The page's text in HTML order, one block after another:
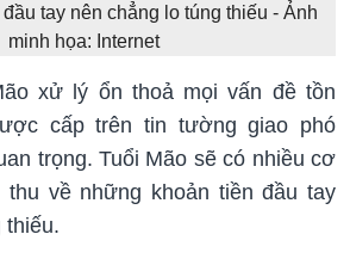
tay nên chẳng lo túng thiếu - Ảnh
minh họa: Internet
xử lý ổn thoả mọi vấn đề tồn
cấp trên tin tường giao phó
trọng. Tuổi Mão sẽ có nhiều cơ
thu về những khoản tiền đầu tay
thiếu.